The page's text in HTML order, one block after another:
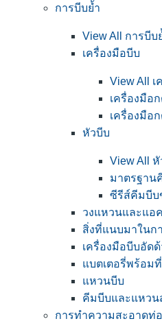
การบีบย้ำ
View All การบีบ
เครื่องมือบีบ
View All
เครื่องมือ
เครื่องมือ
หัวบีบ
View All
มาตรฐาน
ซีรีส์คีมบีบ
วงแหวนและแอ
สิ่งที่แนบมาในก
เครื่องมือบีบอัด
แบตเตอรี่พร้อม
แหวนบีบ
คีมบีบและแหวน
การทำความสะอาดท่